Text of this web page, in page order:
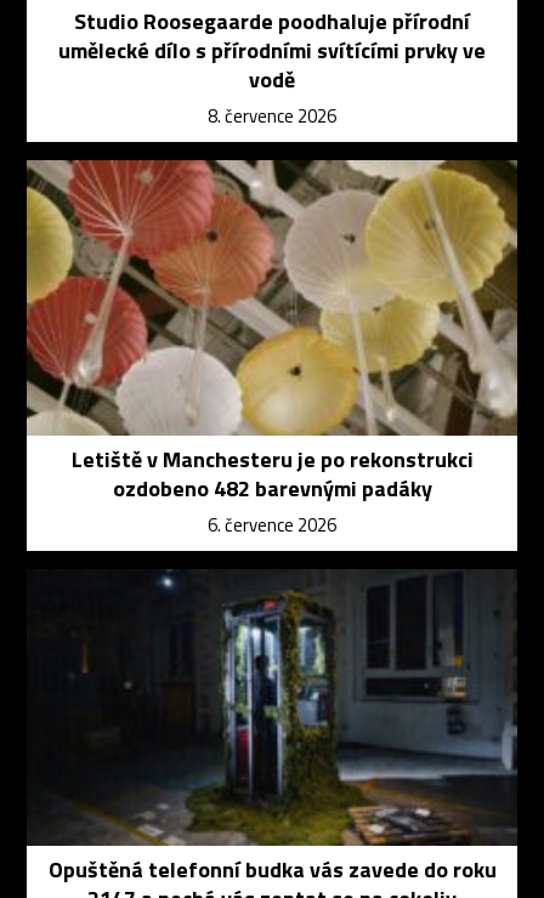
Studio Roosegaarde poodhaluje přírodní
umělecké dílo s přírodními svítícími prvky ve
vodě
8. července 2026
Letiště v Manchesteru je po rekonstrukci
ozdobeno 482 barevnými padáky
6. července 2026
Opuštěná telefonní budka vás zavede do roku